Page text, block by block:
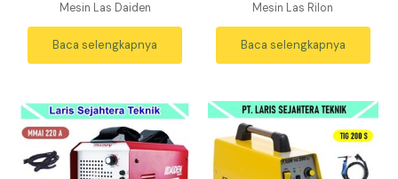
Mesin Las Daiden
Baca selengkapnya
Mesin Las Rilon
Baca selengkapnya